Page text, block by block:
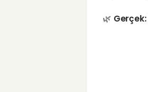
🌿 Gerçek: